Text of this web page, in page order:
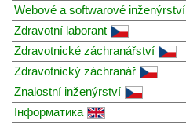
Webové a softwarové inženýrství
Zdravotní laborant
Zdravotnické záchranářství
Zdravotnický záchranář
Znalostní inženýrství
Інформатика